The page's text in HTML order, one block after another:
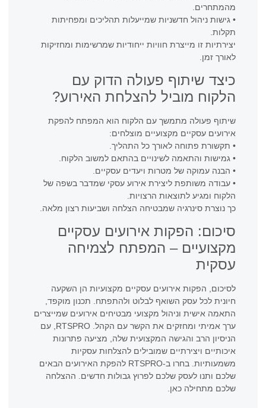
מהמתחרים.
• גישות ניהול חדשניות שמייעלות תהליכים ומפחיתות
תקלות.
יצירתיות זו מייצרת חוויות ייחודיות שמרשימות ומחזיקות
לאורך זמן.
כיצד שיתוף פעולה הדוק עם
הלקוח מוביל להצלחת האירוע?
שיתוף פעולה מתמשך עם הלקוח הוא המפתח להפקת
אירועים עסקיים מקצועיים מוצלחים:
• תקשורת פתוחה לאורך כל התהליך.
• גמישות והתאמה לשינויים בהתאם למשוב הלקוח.
• הבנה עמוקה של מטרות ויעדים עסקיים.
• עבודה משותפת ליצירת אירוע עסקי שמדבר בשפה של
הלקוח ומגיע לתוצאות הרצויות.
כך נוצרת סינרגיה שמבטיחה הצלחה ושביעות רצון מלאה.
סיכום: הפקות אירועים עסקיים
מקצועיים – המפתח לצמיחה
עסקית
לסיכום, הפקות אירועים עסקיים מקצועיות הן השקעה
חיונית לכל עסק השואף לבלוט ולהתפתח. תכנון מוקפד,
התאמה אישית וניהול מקצועי מבטיחים אירועים שמייצרים
ערך אמיתי ומחזקים את הקשר עם הקהל. RTSPRO, עם
הניסיון הרב והגישה המקצועית שלה, מציעה פתרונות
איכותיים ויצירתיים שמובילים להצלחות עסקיות
משמעותיות. בחרו ב-RTSPRO להפקת האירועים הבאים
שלכם ותנו לעסק שלכם לפרוץ גבולות חדשים. ההצלחה
שלכם מתחילה כאן.